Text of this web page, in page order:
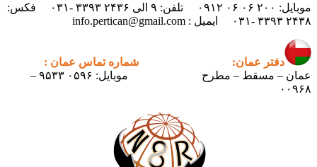
موبایل: ۲۰۰ ۰۶ ۰۶ ۰۹۱۲ تلفن: ۹ الی ۲۴۳۶ ۳۳۹۳ -۰۳۱ فکس:
۲۴۳۸ ۳۳۹۳ -۰۳۱ ایمیل : info.pertican@gmail.com
دفتر عمان:
شماره تماس عمان :
عمان – مسقط – مطرح
موبایل: ۰۵۹۶ ۹۵۳۳ –
۰۰۹۶۸